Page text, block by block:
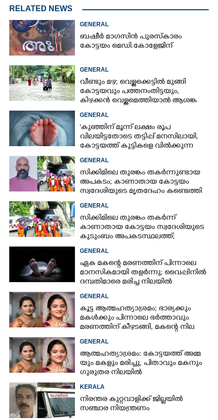
RELATED NEWS
GENERAL
ബഷീർ മാഗസിൻ പുരസ്കാരം
കോട്ടയം മെഡി.കോളേജിന്
GENERAL
വീണ്ടും മഴ; വെള്ളക്കെട്ടിൽ മുങ്ങി
കോട്ടയവും പത്തനംതിട്ടയും,
കിഴക്കൻ വെള്ളമെത്തിയാൽ ആശങ്ക
GENERAL
'കുഞ്ഞിന് മൂന്ന് ലക്ഷം രൂപ
വിലയിട്ടതോടെ തട്ടിപ്പ് മനസിലായി,
കോട്ടയത്ത് കുട്ടികളെ വിൽക്കുന്ന
വെളിപ്പെടുത്തലുമായി ഗർഭിണി
GENERAL
സിക്കിമിലെ തുരങ്കം തകർന്നുണ്ടായ
അപകടം; കാണാതായ കോട്ടയം
സ്വദേശിയുടെ മൃതദേഹം കണ്ടെത്തി
GENERAL
സിക്കിമിലെ തുരങ്കം തകർന്ന്
കാണാതായ കോട്ടയം സ്വദേശിയുടെ
കുടുംബം അപകടസ്ഥലത്ത്;
വിവരം
GENERAL
ഏക മകന്റെ മരണത്തിന് പിന്നാലെ
മാനസികമായി തളർന്നു; വൈപ്പിനിൽ
ദമ്പതിമാരെ മരിച്ച നിലയിൽ
GENERAL
കൂട്ട ആത്മഹത്യാശ്രമം; ഭാര്യക്കും
മകൾക്കും പിന്നാലെ ഭർത്താവും
മരണത്തിന് കീഴടങ്ങി, മകന്റെ നില
GENERAL
ആ​ത്മ​ഹ​ത്യാ​ശ്ര​മം​:​ കോട്ടയത്ത് അ​മ്മ​
യും​ ​മ​ക​ളും​ ​മ​രി​ച്ചു, പിതാവും മകനും
ഗുരുതര നിലയിൽ
KERALA
നിരന്തര കുറ്റവാളിക്ക് ജില്ലയിൽ
സഞ്ചാര നിയന്ത്രണം